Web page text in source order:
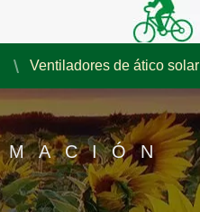
Ventiladores de ático solar